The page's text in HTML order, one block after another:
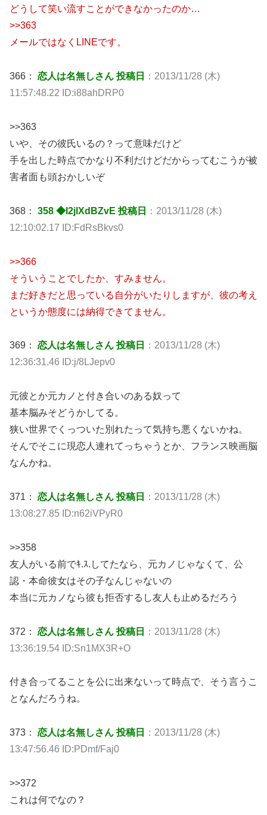
どうして笑い流すことができなかったのか…
>>363
メールではなくLINEです。
366： 恋人は名無しさん 投稿日
：2013/11/28 (木)
11:57:48.22 ID:i88ahDRP0
>>363
いや、その彼氏いるの？って意味だけど
手を出した時点でかなり不利だけどだからってむこうが被
害者面も頭おかしいぞ
368： 358 ◆I2jlXdBZvE 投稿日
：2013/11/28 (木)
12:10:02.17 ID:FdRsBkvs0
>>366
そういうことでしたか、すみません。
まだ好きだと思っている自分がいたりしますが、彼の考え
というか態度には納得できてません。
369： 恋人は名無しさん 投稿日
：2013/11/28 (木)
12:36:31.46 ID:j/8LJepv0
元彼とか元カノと付き合いのある奴って
基本脳みそどうかしてる。
狭い世界でくっついた別れたって気持ち悪くないかね。
そんでそこに現恋人連れてっちゃうとか、フランス映画脳
なんかね。
371： 恋人は名無しさん 投稿日
：2013/11/28 (木)
13:08:27.85 ID:n62iVPyR0
>>358
友人がいる前でｷ.ｽ.してたなら、元カノじゃなくて、公
認・本命彼女はその子なんじゃないの
本当に元カノなら彼も拒否するし友人も止めるだろう
372： 恋人は名無しさん 投稿日
：2013/11/28 (木)
13:36:19.54 ID:Sn1MX3R+O
付き合ってることを公に出来ないって時点で、そう言うこ
となんだろうね。
373： 恋人は名無しさん 投稿日
：2013/11/28 (木)
13:47:56.46 ID:PDmf/Faj0
>>372
これは何でなの？